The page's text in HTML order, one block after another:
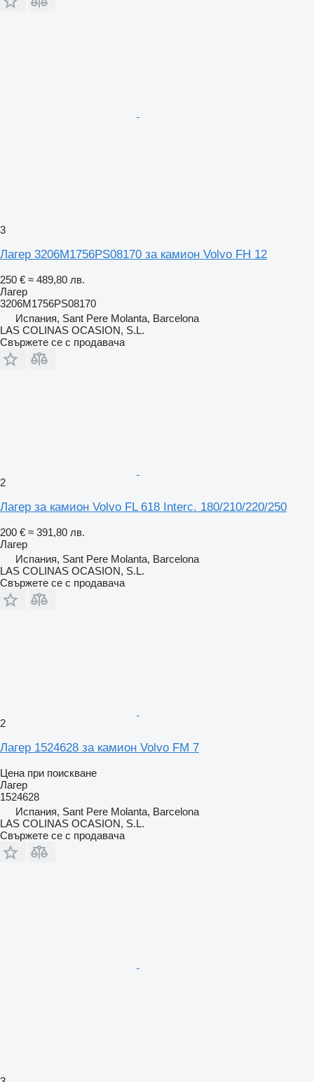
3
Лагер 3206M1756PS08170 за камион Volvo FH 12
250 € ≈ 489,80 лв.
Лагер
3206M1756PS08170
Испания, Sant Pere Molanta, Barcelona
LAS COLINAS OCASION, S.L.
Свържете се с продавача
2
Лагер за камион Volvo FL 618 Interc. 180/210/220/250
200 € ≈ 391,80 лв.
Лагер
Испания, Sant Pere Molanta, Barcelona
LAS COLINAS OCASION, S.L.
Свържете се с продавача
2
Лагер 1524628 за камион Volvo FM 7
Цена при поискване
Лагер
1524628
Испания, Sant Pere Molanta, Barcelona
LAS COLINAS OCASION, S.L.
Свържете се с продавача